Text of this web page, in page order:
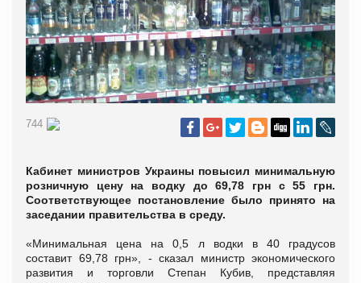
744
Кабинет министров Украины повысил минимальную
розничную цену на водку до 69,78 грн с 55 грн.
Соответствующее постановление было принято на
заседании правительства в среду.
«Минимальная цена на 0,5 л водки в 40 градусов
составит 69,78 грн», - сказал министр экономического
развития и торговли Степан Кубив, представляя